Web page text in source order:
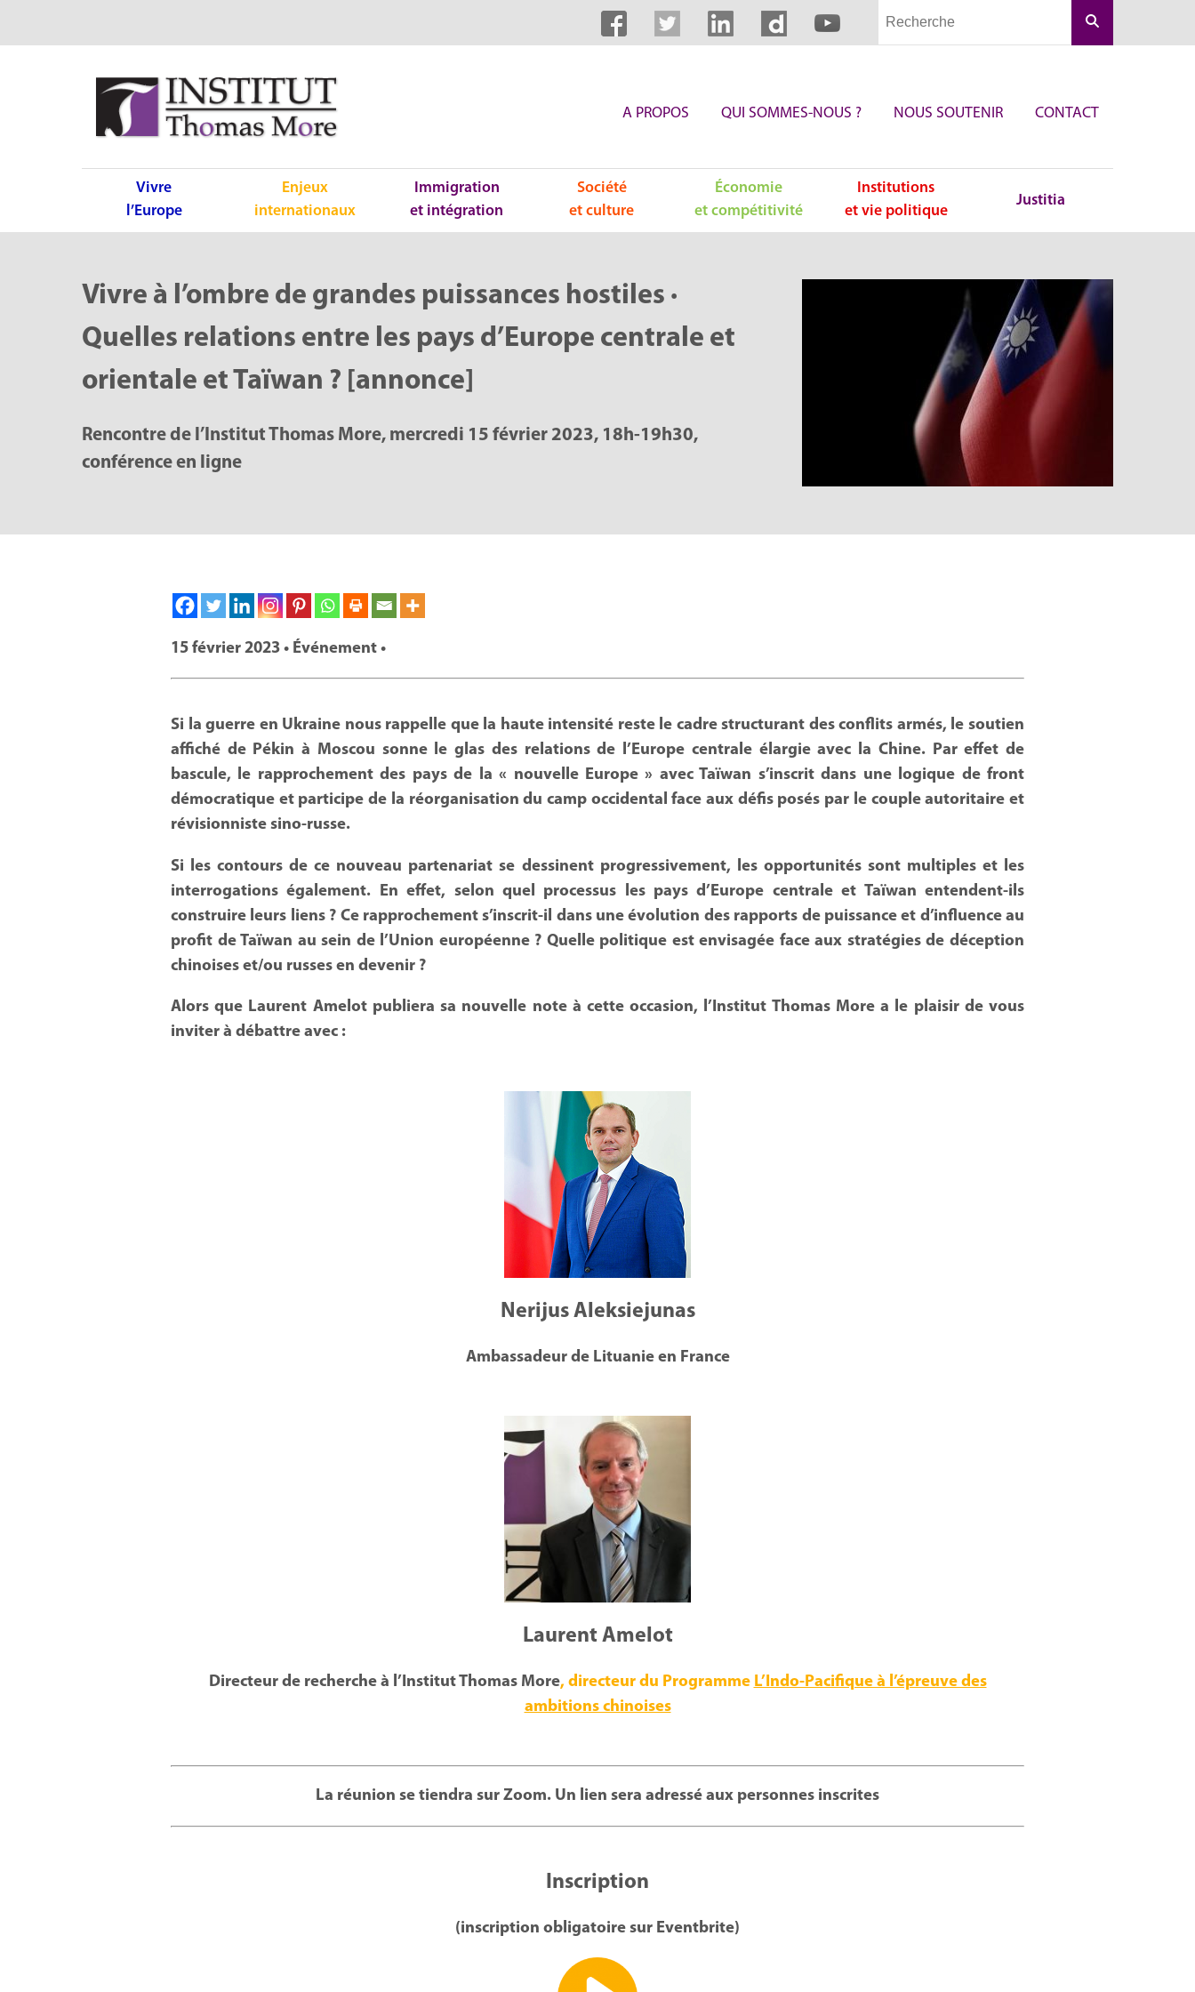
A PROPOS QUI SOMMES-NOUS ? NOUS SOUTENIR CONTACT
Vivre
l’Europe
Enjeux
internationaux
Immigration
et intégration
Société
et culture
Économie
et compétitivité
Institutions
et vie politique
Justitia
Vivre à l’ombre de grandes puissances hostiles ·
Quelles relations entre les pays d’Europe centrale et
orientale et Taïwan ? [annonce]
Rencontre de l’Institut Thomas More, mercredi 15 février 2023, 18h-19h30,
conférence en ligne
15 février 2023 • Événement •
Si la guerre en Ukraine nous rappelle que la haute intensité reste le cadre structurant des conflits armés, le soutien
affiché de Pékin à Moscou sonne le glas des relations de l’Europe centrale élargie avec la Chine. Par effet de
bascule, le rapprochement des pays de la « nouvelle Europe » avec Taïwan s’inscrit dans une logique de front
démocratique et participe de la réorganisation du camp occidental face aux défis posés par le couple autoritaire et
révisionniste sino-russe.
Si les contours de ce nouveau partenariat se dessinent progressivement, les opportunités sont multiples et les
interrogations également. En effet, selon quel processus les pays d’Europe centrale et Taïwan entendent-ils
construire leurs liens ? Ce rapprochement s’inscrit-il dans une évolution des rapports de puissance et d’influence au
profit de Taïwan au sein de l’Union européenne ? Quelle politique est envisagée face aux stratégies de déception
chinoises et/ou russes en devenir ?
Alors que Laurent Amelot publiera sa nouvelle note à cette occasion, l’Institut Thomas More a le plaisir de vous
inviter à débattre avec :
Nerijus Aleksiejunas
Ambassadeur de Lituanie en France
Laurent Amelot
Directeur de recherche à l’Institut Thomas More, directeur du Programme L’Indo-Pacifique à l’épreuve des
ambitions chinoises
La réunion se tiendra sur Zoom. Un lien sera adressé aux personnes inscrites
Inscription
(inscription obligatoire sur Eventbrite)